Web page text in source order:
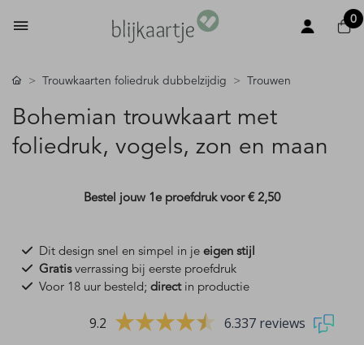
0
Trouwkaarten foliedruk dubbelzijdig Trouwen
Bohemian trouwkaart met
foliedruk, vogels, zon en maan
Bestel jouw 1e proefdruk voor€ 2,50
Dit design snel en simpel in je eigen stijl
Gratisverrassing bij eerste proefdruk
Voor 18 uur besteld; directin productie
9.2 6.337 reviews